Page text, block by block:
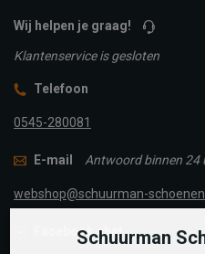
Wij helpen je graag!
Klantenservice is gesloten
Telefoon
0545-280081
E-mail Antwoord binnen 24
webshop@schuurman-
Facebook chat
Schuurman